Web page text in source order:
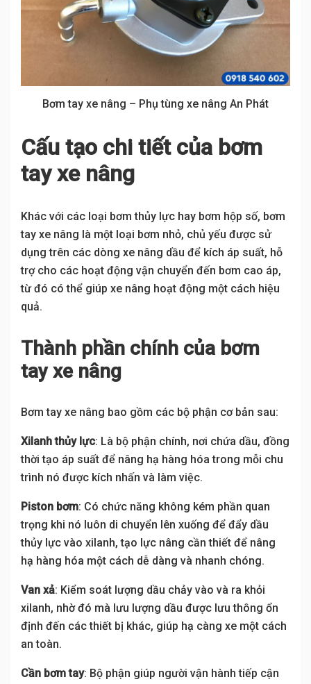
Bơm tay xe nâng – Phụ tùng xe nâng An Phát
Cấu tạo chi tiết của bơm
tay xe nâng
Khác với các loại bơm thủy lực hay bơm hộp số, bơm
tay xe nâng là một loại bơm nhỏ, chủ yếu được sử
dụng trên các dòng xe nâng dầu để kích áp suất, hỗ
trợ cho các hoạt động vận chuyển đến bơm cao áp,
từ đó có thể giúp xe nâng hoạt động một cách hiệu
quả.
Thành phần chính của bơm
tay xe nâng
Bơm tay xe nâng bao gồm các bộ phận cơ bản sau:
Xilanh thủy lực: Là bộ phận chính, nơi chứa dầu, đồng
thời tạo áp suất để nâng hạ hàng hóa trong mỗi chu
trình nó được kích nhấn và làm việc.
Piston bơm: Có chức năng không kém phần quan
trọng khi nó luôn di chuyển lên xuống để đẩy dầu
thủy lực vào xilanh, tạo lực nâng cần thiết để nâng
hạ hàng hóa một cách dễ dàng và nhanh chóng.
Van xả: Kiểm soát lượng dầu chảy vào và ra khỏi
xilanh, nhờ đó mà lưu lượng dầu được lưu thông ổn
định đến các thiết bị khác, giúp hạ càng xe một cách
an toàn.
Cần bơm tay: Bộ phận giúp người vận hành tiếp cận